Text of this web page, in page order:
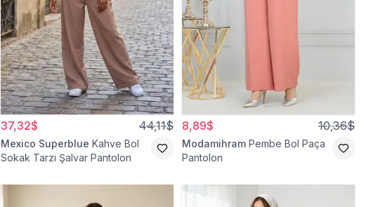
37,32$ 44,11$
Mexico Superblue Kahve Bol
Sokak Tarzı Şalvar Pantolon
8,89$ 10,36$
Modamihram Pembe Bol Paça
Pantolon